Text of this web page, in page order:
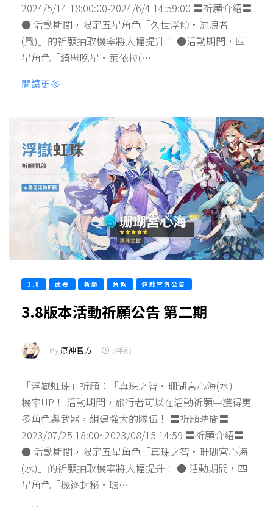
2024/5/14 18:00:00-2024/6/4 14:59:00 〓祈願介紹〓
● 活動期間，限定五星角色「久世浮傾·流浪者
(風)」的祈願抽取機率將大幅提升！ ●活動期間，四
星角色「綺思晚星·萊依拉(…
閱讀更多
3.8 武器 祈願 角色 遊戲官方公告
3.8版本活動祈願公告 第二期
By原神官方 - 3年前
「浮嶽虹珠」祈願：「真珠之智·珊瑚宮心海(水)」
機率UP！ 活動期間，旅行者可以在活動祈願中獲得更
多角色與武器，組建強大的隊伍！ 〓祈願時間〓
2023/07/25 18:00~2023/08/15 14:59 〓祈願介紹〓
● 活動期間，限定五星角色「真珠之智·珊瑚宮心海
(水)」的祈願抽取機率將大幅提升！ ● 活動期間，四
星角色「機逐封秘·琺…